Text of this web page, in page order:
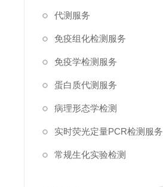
代测服务
免疫组化检测服务
免疫学检测服务
蛋白质代测服务
病理形态学检测
实时荧光定量PCR检测服务
常规生化实验检测